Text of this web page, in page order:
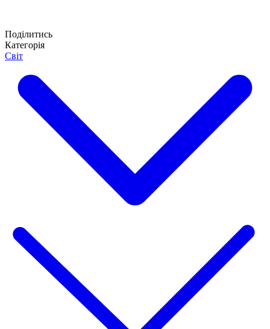
Поділитись
Категорія
Світ